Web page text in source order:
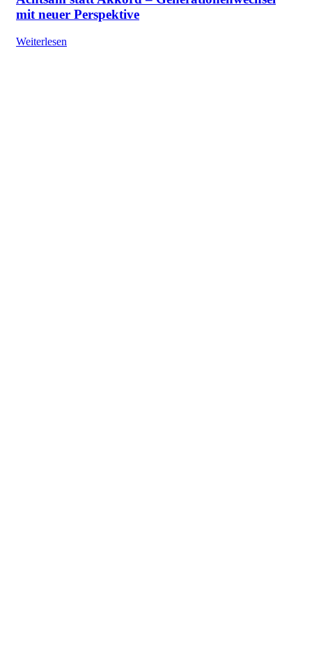
mit neuer Perspektive
Weiterlesen